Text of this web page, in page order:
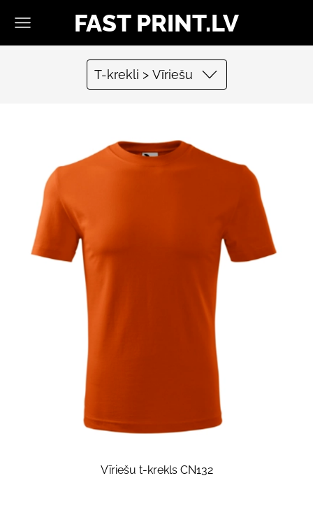
FAST PRINT.LV
T-krekli > Vīriešu
Vīriešu t-krekls CN132